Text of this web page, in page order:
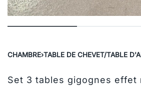
CHAMBRE›TABLE DE CHEVET/TABLE
Set 3 tables gigognes effet